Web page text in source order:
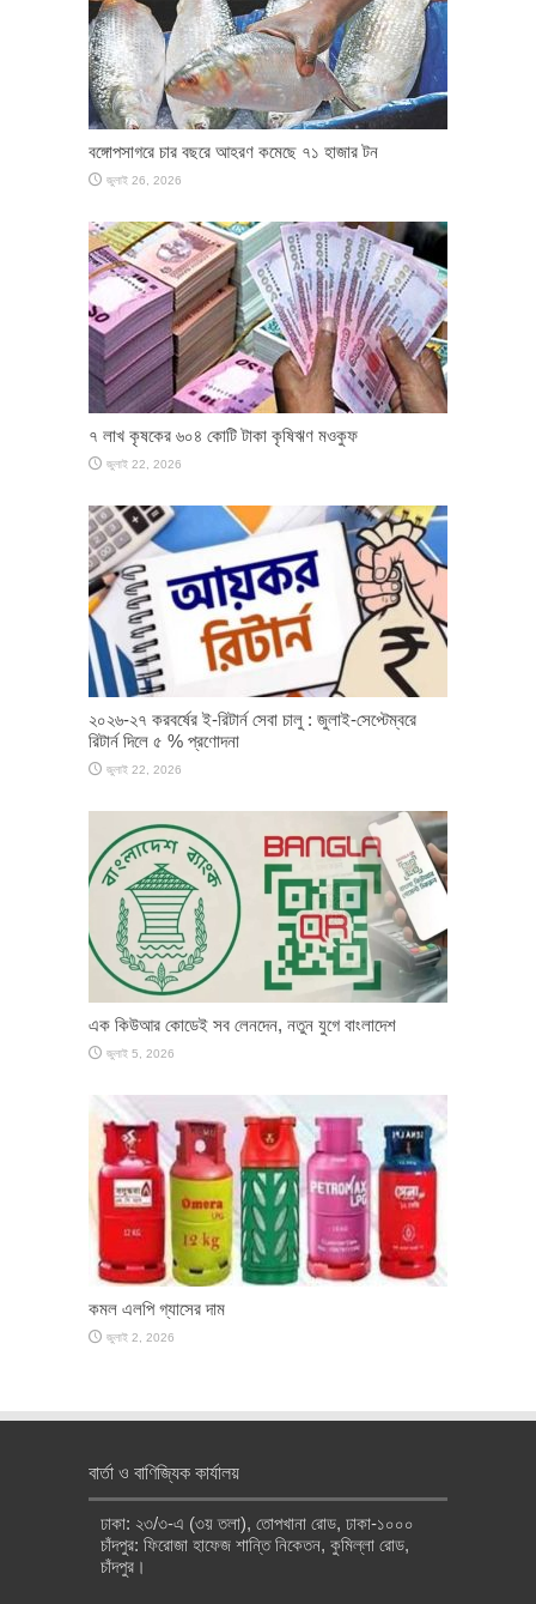
বঙ্গোপসাগরে চার বছরে আহরণ কমেছে ৭১ হাজার টন
জুলাই 26, 2026
৭ লাখ কৃষকের ৬০৪ কোটি টাকা কৃষিঋণ মওকুফ
জুলাই 22, 2026
২০২৬-২৭ করবর্ষের ই-রিটার্ন সেবা চালু : জুলাই-সেপ্টেম্বরে
রিটার্ন দিলে ৫ % প্রণোদনা
জুলাই 22, 2026
এক কিউআর কোডেই সব লেনদেন, নতুন যুগে বাংলাদেশ
জুলাই 5, 2026
কমল এলপি গ্যাসের দাম
জুলাই 2, 2026
বার্তা ও বাণিজ্যিক কার্যালয়
ঢাকা: ২৩/৩-এ (৩য় তলা), তোপখানা রোড, ঢাকা-১০০০
চাঁদপুর: ফিরোজা হাফেজ শান্তি নিকেতন, কুমিল্লা রোড,
চাঁদপুর।